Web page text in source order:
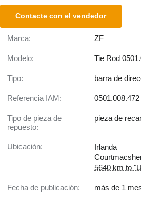
Contacte con el vendedor
Marca: ZF
Modelo: Tie Rod
Tipo: barra de
Referencia IAM: 0501.008.472
Tipo de pieza de
repuesto:
pieza de
Ubicación:
Irlanda
5640 km to
Fecha de publicación: más de 1